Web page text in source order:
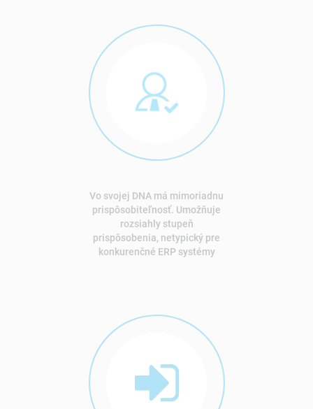
Vo svojej DNA má mimoriadnu
prispôsobiteľnosť. Umožňuje
rozsiahly stupeň
prispôsobenia, netypický pre
konkurenčné ERP systémy